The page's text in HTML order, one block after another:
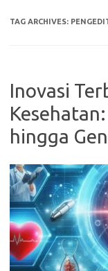
TAG ARCHIVES:
Inovasi
hingga